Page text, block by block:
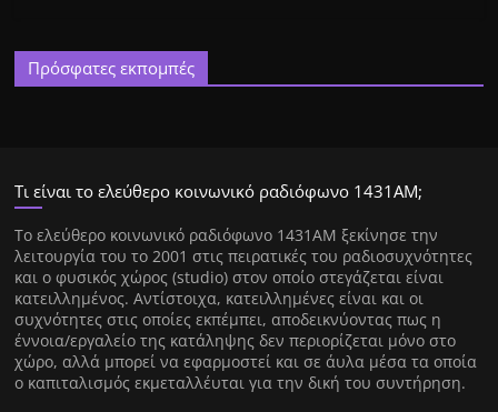
Πρόσφατες εκπομπές
Τι είναι το ελεύθερο κοινωνικό ραδιόφωνο 1431ΑΜ;
Tο ελεύθερο κοινωνικό ραδιόφωνο 1431AM ξεκίνησε την
λειτουργία του το 2001 στις πειρατικές του ραδιοσυχνότητες
και ο φυσικός χώρος (studio) στον οποίο στεγάζεται είναι
κατειλλημένος. Αντίστοιχα, κατειλλημένες είναι και οι
συχνότητες στις οποίες εκπέμπει, αποδεικνύοντας πως η
έννοια/εργαλείο της κατάληψης δεν περιορίζεται μόνο στο
χώρο, αλλά μπορεί να εφαρμοστεί και σε άυλα μέσα τα οποία
ο καπιταλισμός εκμεταλλέυται για την δική του συντήρηση.